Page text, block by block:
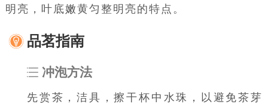
明亮， 叶底嫩黄匀整明亮的特点。
品茗指南
冲泡方法
先赏茶 ，洁具，擦干杯中水珠，以避免茶芽